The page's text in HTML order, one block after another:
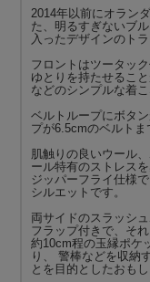
2014年以前にオラン
た、明るすぎないブ
入ったデザインのトラ
フロントはツータッ
ゆとりを持たせるこ
などのシンプルな着
ベルトループにボタ
プが6.5cmのベルトま
肌触りの良いウール
ール特有のストレス
ジッパーフライ仕様
シルエットです。
両サイドのスラッシ
フラップ付きで、そ
約10cm程の玉縁ポケ
り、 警棒などを収納
とを目的としたおも